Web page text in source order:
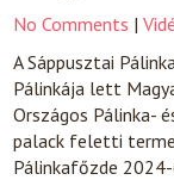
No Comments |
A Sáppusztai
Pálinkája lett
Országos Pálinka-
palack feletti
Pálinkafőzde 2024-